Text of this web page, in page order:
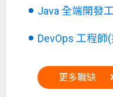
Java 全端開發
DevOps 工程師
更多職缺